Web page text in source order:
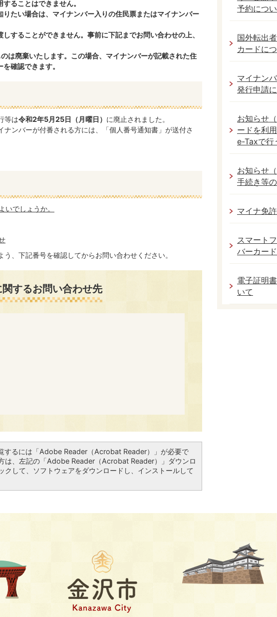
ることはできません。
たい場合は、マイナンバー入りの住民票またはマイナンバー
することができません。事前に下記までお問い合わせの上、
は廃棄いたします。この場合、マイナンバーが記載された住
確認できます。
等は令和2年5月25日（月曜日） に廃止されました。
ンバーが付番される方には、「個人番号通知書」が送付さ
いでしょうか。
、下記番号を確認してからお問い合わせください。
するお問い合わせ先
するには「Adobe Reader（Acrobat Reader）」が必要で
は、左記の「Adobe Reader（Acrobat Reader）」ダウンロ
クして、ソフトウェアをダウンロードし、インストールして
予約につ
国外転出
カードに
マイナン
発行申請
お知らせ
ードを利
e-Taxで行
お知らせ
手続き等
マイナ免
スマート
バーカー
電子証明
いて